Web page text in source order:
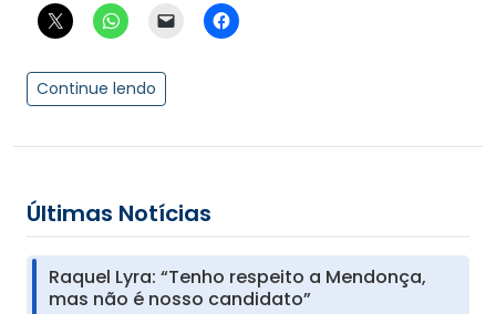
Continue lendo
Últimas Notícias
Raquel Lyra: “Tenho respeito a Mendonça,
mas não é nosso candidato”